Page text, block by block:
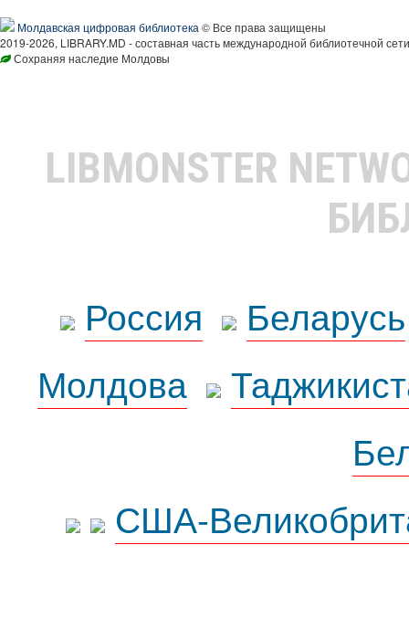
Молдавская цифровая библиотека © Все права защищены
2019-2026, LIBRARY.MD - составная часть международной библиотечной
Сохраняя наследие Молдовы
LIBMONSTER
Россия
Беларусь
Молдова
США-